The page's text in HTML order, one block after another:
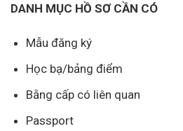
DANH MỤC HỒ SƠ CẦN CÓ
Mẫu đăng ký
Học bạ/bảng điểm
Bằng cấp có liên quan
Passport